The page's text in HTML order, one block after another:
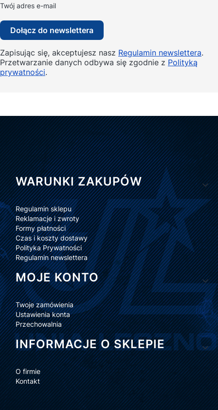
Twój adres e-mail
Dołącz do newslettera
Zapisując się, akceptujesz nasz Regulamin newslettera.
Przetwarzanie danych odbywa się zgodnie z Polityką
prywatności.
Linki w stopce
WARUNKI ZAKUPÓW
Regulamin sklepu
Reklamacje i zwroty
Formy płatności
Czas i koszty dostawy
Polityka Prywatności
Regulamin newslettera
MOJE KONTO
Twoje zamówienia
Ustawienia konta
Przechowalnia
INFORMACJE O SKLEPIE
O firmie
Kontakt